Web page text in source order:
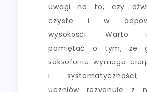
uwagi na to, czy
czyste i w
wysokości. Warto
pamiętać o tym, że
saksofonie wymaga
i systematyczności;
uczniów rezygnuje z